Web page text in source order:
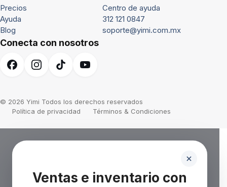
Precios
Ayuda
Blog
Centro de ayuda
312 121 0847
soporte@yimi.com.mx
Conecta con nosotros
© 2026 Yimi Todos los derechos reservados
Política de privacidad
Términos & Condiciones
Ventas e inventario con